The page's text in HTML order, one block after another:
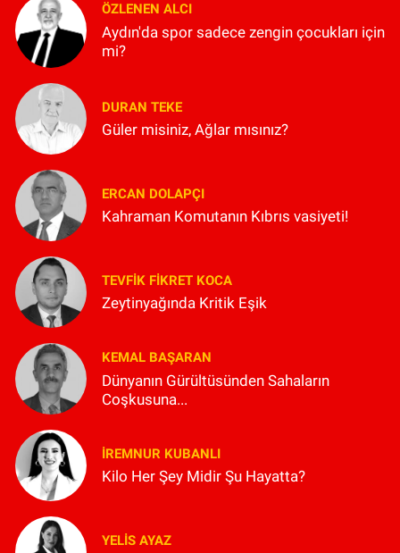
ÖZLENEN ALCI
Aydın'da spor sadece zengin çocukları için
mi?
DURAN TEKE
Güler misiniz, Ağlar mısınız?
ERCAN DOLAPÇI
Kahraman Komutanın Kıbrıs vasiyeti!
TEVFIK FIKRET KOCA
Zeytinyağında Kritik Eşik
KEMAL BAŞARAN
Dünyanın Gürültüsünden Sahaların
Coşkusuna...
İREMNUR KUBANLI
Kilo Her Şey Midir Şu Hayatta?
YELIS AYAZ